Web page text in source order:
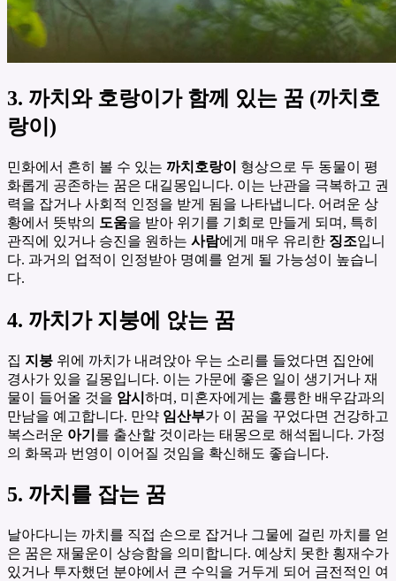
3. 까치와 호랑이가 함께 있는 꿈 (까치호
랑이)
민화에서 흔히 볼 수 있는 까치호랑이
형상으로 두 동물이 평
화롭게 공존하는 꿈은 대길몽입니다. 이는 난관을 극복하고 권
력을 잡거나 사회적 인정을 받게 됨을 나타냅니다. 어려운 상
황에서 뜻밖의 도움을 받아 위기를 기회로 만들게 되며, 특히
관직에 있거나 승진을 원하는 사람에게 매우 유리한 징조입니
다. 과거의 업적이 인정받아 명예를 얻게 될 가능성이 높습니
다.
4. 까치가 지붕에 앉는 꿈
집 지붕 위에 까치가 내려앉아 우는 소리를 들었다면 집안에
경사가 있을 길몽입니다. 이는 가문에 좋은 일이 생기거나 재
물이 들어올 것을 암시 하며, 미혼자에게는 훌륭한 배우감과의
만남을 예고합니다. 만약 임산부가 이 꿈을 꾸었다면 건강하고
복스러운 아기 를 출산할 것이라는 태몽으로 해석됩니다. 가정
의 화목과 번영이 이어질 것임을 확신해도 좋습니다.
5. 까치를 잡는 꿈
날아다니는 까치를 직접 손으로 잡거나 그물에 걸린 까치를 얻
은 꿈은 재물운이 상승함을 의미합니다. 예상치 못한 횡재수가
있거나 투자했던 분야에서 큰 수익을 거두게 되어 금전적인 여